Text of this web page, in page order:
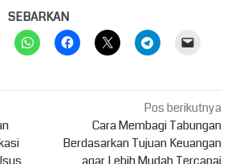
SEBARKAN
Pos berikutnya
Cara Membagi Tabungan
Berdasarkan Tujuan Keuangan